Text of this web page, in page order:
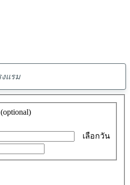
พบ
ข้อ
เสนอ
0
(optional)
เลือกวัน